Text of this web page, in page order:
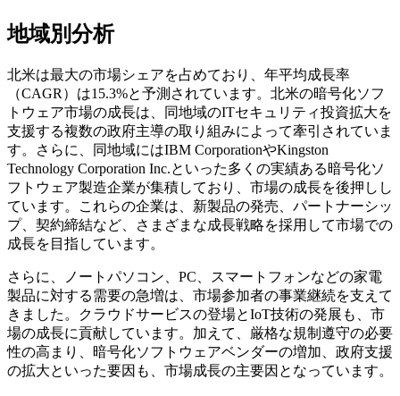
地域別分析
北米は最大の市場シェアを占めており、年平均成長率
（CAGR）は15.3%と予測されています。北米の暗号化ソフ
トウェア市場の成長は、同地域のITセキュリティ投資拡大を
支援する複数の政府主導の取り組みによって牽引されていま
す。さらに、同地域にはIBM CorporationやKingston
Technology Corporation Inc.といった多くの実績ある暗号化ソ
フトウェア製造企業が集積しており、市場の成長を後押しし
ています。これらの企業は、新製品の発売、パートナーシッ
プ、契約締結など、さまざまな成長戦略を採用して市場での
成長を目指しています。
さらに、ノートパソコン、PC、スマートフォンなどの家電
製品に対する需要の急増は、市場参加者の事業継続を支えて
きました。クラウドサービスの登場とIoT技術の発展も、市
場の成長に貢献しています。加えて、厳格な規制遵守の必要
性の高まり、暗号化ソフトウェアベンダーの増加、政府支援
の拡大といった要因も、市場成長の主要因となっています。